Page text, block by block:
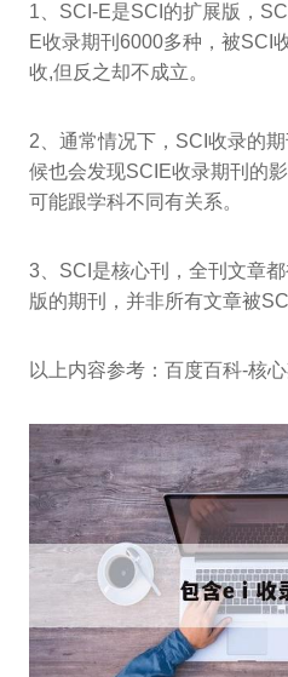
1、SCI-E是SCI的扩展版，
E收录期刊6000多种，被SCI
收,但反之却不成立。
2、通常情况下，SCI收录的
候也会发现SCIE收录期刊的
可能跟学科不同有关系。
3、SCI是核心刊，全刊文章
版的期刊，并非所有文章被
以上内容参考：百度百科-核心